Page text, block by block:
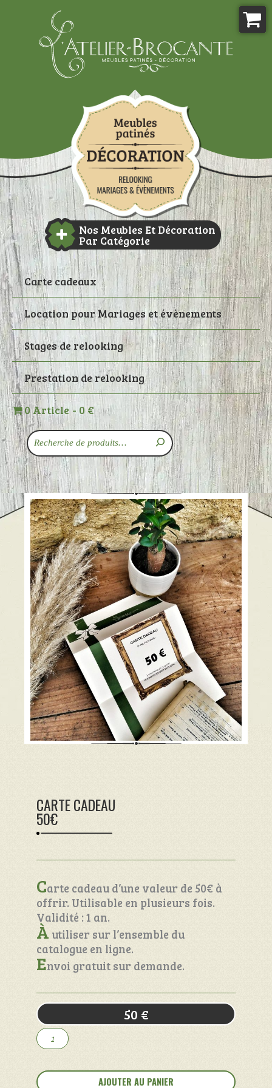
Nos Meubles Et Décoration
Par Catégorie
Carte cadeaux
Location pour Mariages et évènements
Stages de relooking
Prestation de relooking
0 Article 0 €
Recherche
CARTE CADEAU
50€
Carte cadeau d’une valeur de 50€ à
offrir. Utilisable en plusieurs fois.
Validité : 1 an.
À utiliser sur l’ensemble du
catalogue en ligne.
Envoi gratuit sur demande.
50 €
quantité
de
cadeau
AJOUTER AU PANIER